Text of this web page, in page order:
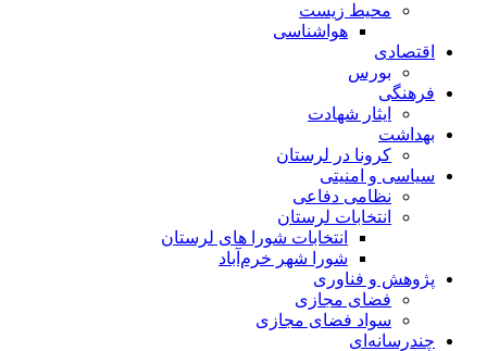
محیط زیست
هواشناسی
اقتصادی
بورس
فرهنگی
ایثار شهادت
بهداشت
کرونا در لرستان
سیاسی و امنیتی
نظامی دفاعی
انتخابات لرستان
انتخابات شورا های لرستان
شورا شهر خرم‌آباد
پژوهش و فناوری
فضای مجازی
سواد فضای مجازی
چندرسانه‌ای